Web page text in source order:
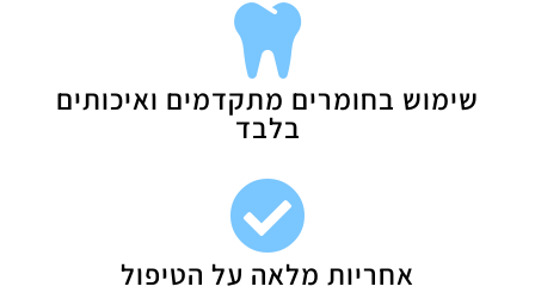

שימוש בחומרים מתקדמים ואיכותים
בלבד

אחריות מלאה על הטיפול